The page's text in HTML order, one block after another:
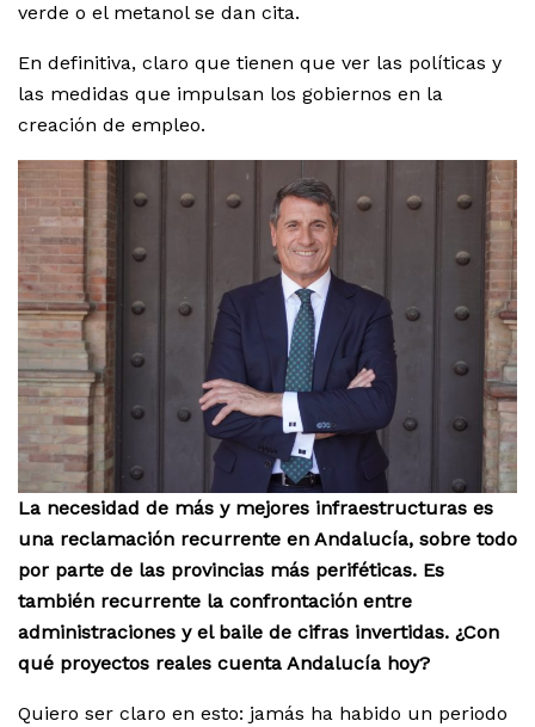
verde o el metanol se dan cita.
En definitiva, claro que tienen que ver las políticas y
las medidas que impulsan los gobiernos en la
creación de empleo.
La necesidad de más y mejores infraestructuras es
una reclamación recurrente en Andalucía, sobre todo
por parte de las provincias más periféticas. Es
también recurrente la confrontación entre
administraciones y el baile de cifras invertidas. ¿Con
qué proyectos reales cuenta Andalucía hoy?
Quiero ser claro en esto: jamás ha habido un periodo